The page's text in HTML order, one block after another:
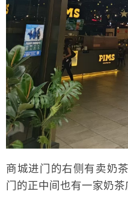
商城进门的右侧有卖奶
门的正中间也有一家奶茶